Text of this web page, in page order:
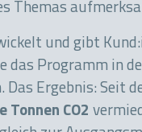
Themas
und gibt
das Programm in
Ergebnis: Seit
Tonnen CO2